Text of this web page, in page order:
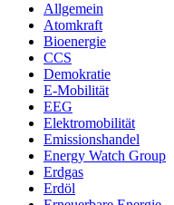
Allgemein
Atomkraft
Bioenergie
CCS
Demokratie
E-Mobilität
EEG
Elektromobilität
Emissionshandel
Energy Watch Group
Erdgas
Erdöl